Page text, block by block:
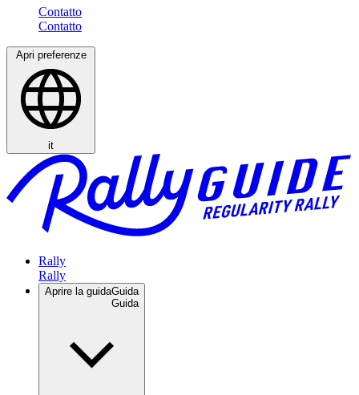
Contatto
Apri preferenze
it
Rally
Aprire la guidaGuida